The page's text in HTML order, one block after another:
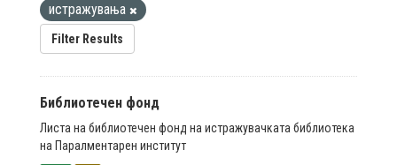
истражувања
Filter Results
Библиотечен фонд
Листа на библиотечен фонд на истражувачката библиотека
на Паралментарен институт